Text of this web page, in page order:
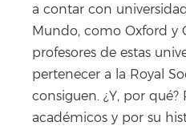
a contar con
Mundo, como Oxford y
profesores de estas
pertenecer a la Royal
consiguen. ¿Y, por
académicos y por su